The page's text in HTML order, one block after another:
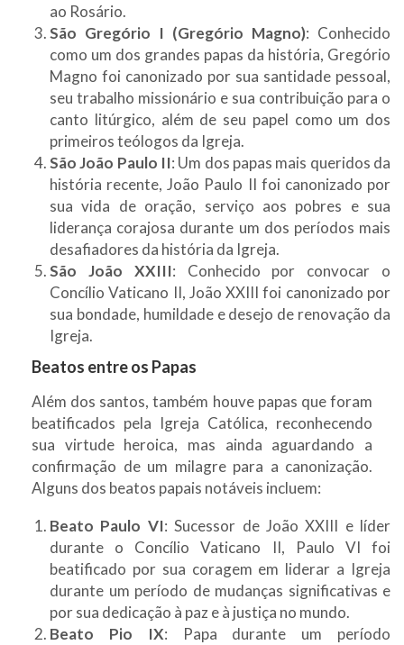
ao Rosário.
São Gregório I (Gregório Magno): Conhecido
como um dos grandes papas da história, Gregório
Magno foi canonizado por sua santidade pessoal,
seu trabalho missionário e sua contribuição para o
canto litúrgico, além de seu papel como um dos
primeiros teólogos da Igreja.
São João Paulo II: Um dos papas mais queridos da
história recente, João Paulo II foi canonizado por
sua vida de oração, serviço aos pobres e sua
liderança corajosa durante um dos períodos mais
desafiadores da história da Igreja.
São João XXIII: Conhecido por convocar o
Concílio Vaticano II, João XXIII foi canonizado por
sua bondade, humildade e desejo de renovação da
Igreja.
Beatos entre os Papas
Além dos santos, também houve papas que foram
beatificados pela Igreja Católica, reconhecendo
sua virtude heroica, mas ainda aguardando a
confirmação de um milagre para a canonização.
Alguns dos beatos papais notáveis incluem:
Beato Paulo VI: Sucessor de João XXIII e líder
durante o Concílio Vaticano II, Paulo VI foi
beatificado por sua coragem em liderar a Igreja
durante um período de mudanças significativas e
por sua dedicação à paz e à justiça no mundo.
Beato Pio IX: Papa durante um período